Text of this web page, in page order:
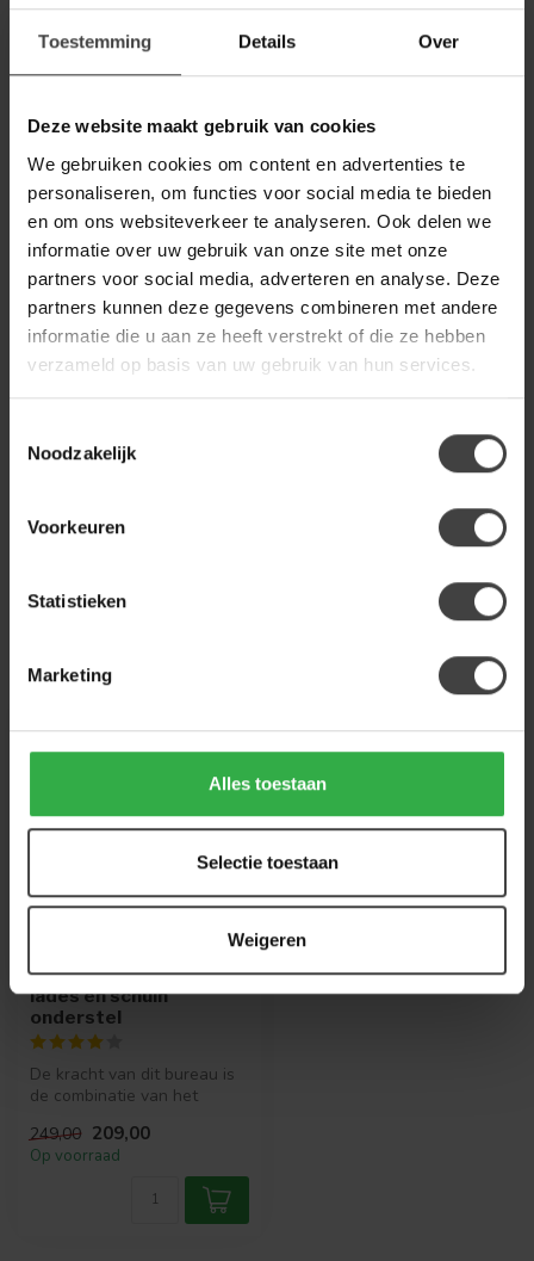
Toestemming Details Over
Deze website maakt gebruik van cookies
We gebruiken cookies om content en advertenties te
personaliseren, om functies voor social media te bieden
en om ons websiteverkeer te analyseren. Ook delen we
informatie over uw gebruik van onze site met onze
partners voor social media, adverteren en analyse. Deze
partners kunnen deze gegevens combineren met andere
informatie die u aan ze heeft verstrekt of die ze hebben
verzameld op basis van uw gebruik van hun services.
Noodzakelijk
Voorkeuren
Statistieken
Marketing
Alles toestaan
Selectie toestaan
Weigeren
Benoa Bureau Mango met
Op voorraad
499,00
349,00
BENOA
Benoa Sidetable industrial
Mango
Op voorraad
269,00
139,00
BENOA
Benoa Sidetable Mango met
lades
Op voorraad
349,00
299,00
Heb je een vraag over dit product?
gerust contact op met onze klantenservice
+31 224 850
Bureau mango met 2
lades en schuin
onderstel
De kracht van dit bureau is
de combinatie van het
van di...
249,00 209,00
Op voorraad